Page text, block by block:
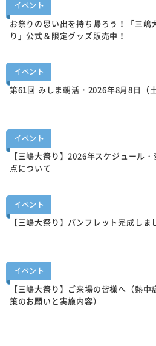
イベント
お祭りの思い出を持ち帰ろう！「三嶋
り」公式＆限定グッズ販売中！
イベント
第61回 みしま朝活・2026年8月8日（土
イベント
【三嶋大祭り】2026年スケジュール・
点について
イベント
【三嶋大祭り】パンフレット完成しま
イベント
【三嶋大祭り】ご来場の皆様へ（熱中
策のお願いと実施内容）